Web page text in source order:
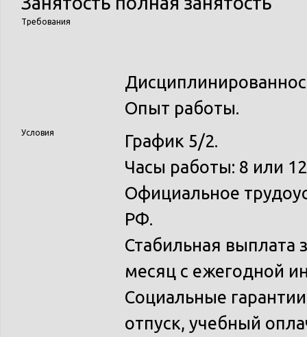
Требования
Опыт работы.
Условия
График 5/2.
Часы работы: 8 или
Официальное
РФ.
Стабильная выплата
месяц с ежегодной
Социальные
отпуск, учебный